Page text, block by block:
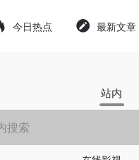
今日热点 最新文章
站内